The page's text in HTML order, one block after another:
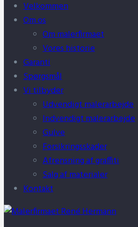
Velkommen
Om os
Om malerfirmaet
Vores historie
Garanti
Spørgsmål
Vi tilbyder
Udvendigt malerarbejde
Indvendigt malerarbejde
Gulve
Forsikringsskader
Afrensning af graffiti
Salg af materialer
Kontakt